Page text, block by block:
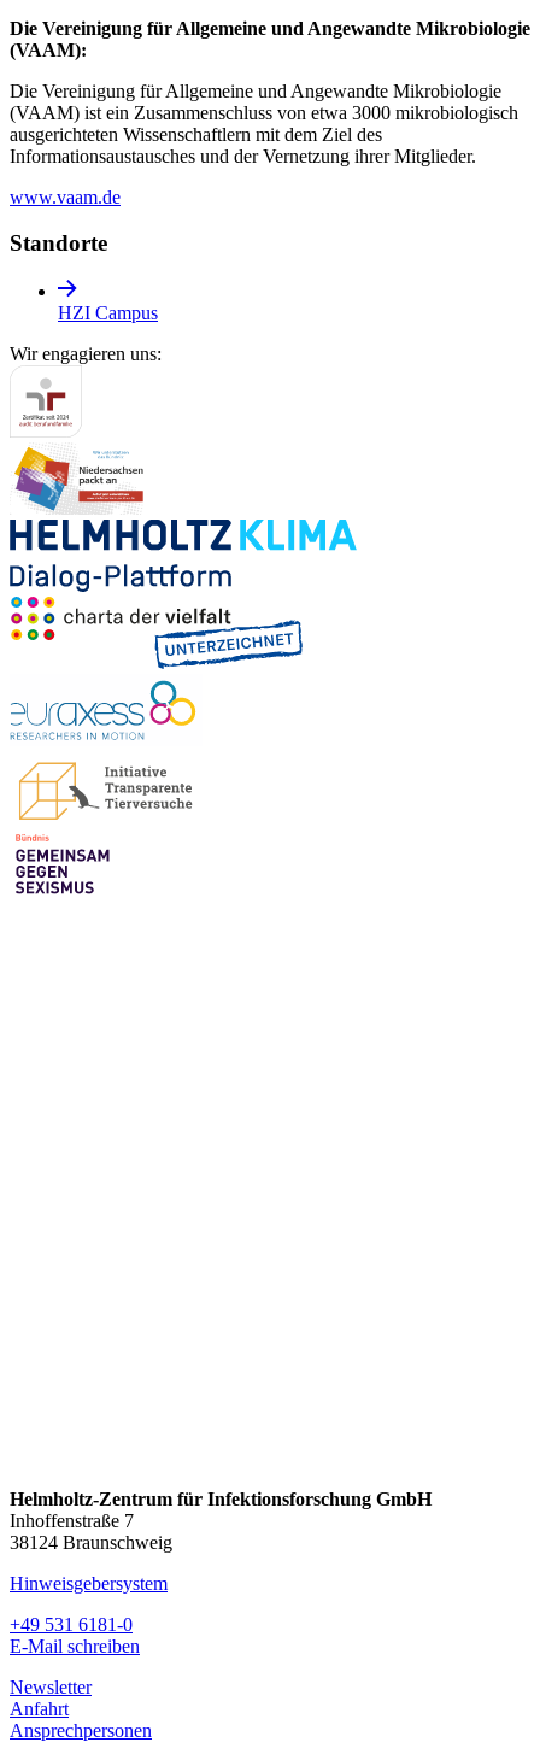
Die Vereinigung für Allgemeine und Angewandte Mikrobiologie
(VAAM):
Die Vereinigung für Allgemeine und Angewandte Mikrobiologie
(VAAM) ist ein Zusammenschluss von etwa 3000 mikrobiologisch
ausgerichteten Wissenschaftlern mit dem Ziel des
Informationsaustausches und der Vernetzung ihrer Mitglieder.
www.vaam.de
Standorte
HZI Campus
Wir engagieren uns:
Helmholtz-Zentrum für Infektionsforschung GmbH
Inhoffenstraße 7
38124 Braunschweig
Hinweisgebersystem
+49 531 6181-0
E-Mail schreiben
Newsletter
Anfahrt
Ansprechpersonen